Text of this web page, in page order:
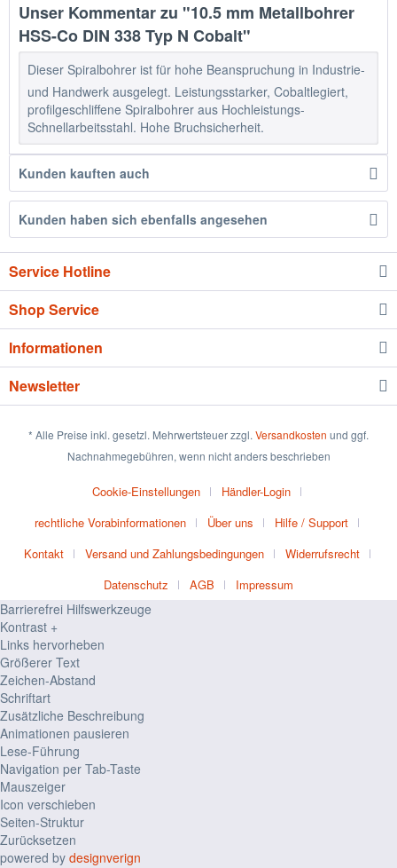
Unser Kommentar zu "10.5 mm Metallbohrer
HSS-Co DIN 338 Typ N Cobalt"
Dieser Spiralbohrer ist für hohe Beanspruchung in Industrie-
und Handwerk ausgelegt. Leistungsstarker, Cobaltlegiert,
profilgeschliffene Spiralbohrer aus Hochleistungs-
Schnellarbeitsstahl. Hohe Bruchsicherheit.
Kunden kauften auch
Kunden haben sich ebenfalls angesehen
Service Hotline
Shop Service
Informationen
Newsletter
* Alle Preise inkl. gesetzl. Mehrwertsteuer zzgl. Versandkosten und ggf.
Nachnahmegebühren, wenn nicht anders beschrieben
Cookie-Einstellungen
Händler-Login
rechtliche Vorabinformationen
Über uns
Hilfe / Support
Kontakt
Versand und Zahlungsbedingungen
Widerrufsrecht
Datenschutz
AGB Impressum
Barrierefrei Hilfswerkzeuge
Kontrast +
Links hervorheben
Größerer Text
Zeichen-Abstand
Schriftart
Zusätzliche Beschreibung
Animationen pausieren
Lese-Führung
Navigation per Tab-Taste
Mauszeiger
Icon verschieben
Seiten-Struktur
Zurücksetzen
powered by designverign